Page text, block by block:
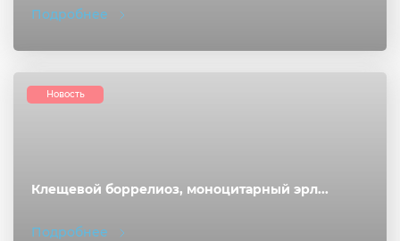
Подробнее
Клещевой боррелиоз, моноцитарный эрл...
Подробнее
Новость